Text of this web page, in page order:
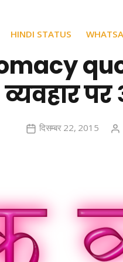
HINDI STATUS
व्यवहार
दिसम्बर 22, 2015